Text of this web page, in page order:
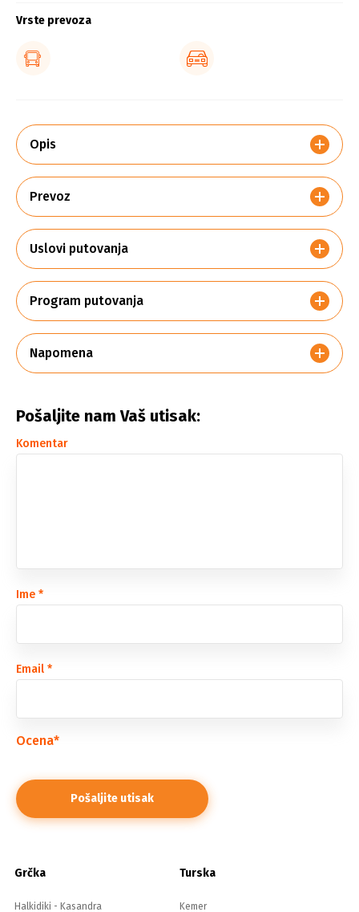
Vrste prevoza
Opis
Prevoz
Uslovi putovanja
Program putovanja
Napomena
Pošaljite nam Vaš utisak:
Komentar
Ime *
Email *
Ocena*
Grčka
Halkidiki - Kasandra
Turska
Kemer